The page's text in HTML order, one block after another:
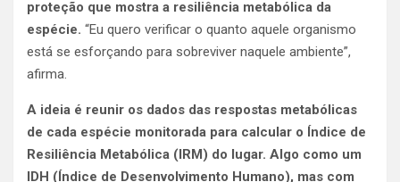
proteção que mostra a resiliência metabólica da
espécie. “Eu quero verificar o quanto aquele organismo
está se esforçando para sobreviver naquele ambiente”,
afirma.
A ideia é reunir os dados das respostas metabólicas
de cada espécie monitorada para calcular o Índice de
Resiliência Metabólica (IRM) do lugar. Algo como um
IDH (Índice de Desenvolvimento Humano), mas com